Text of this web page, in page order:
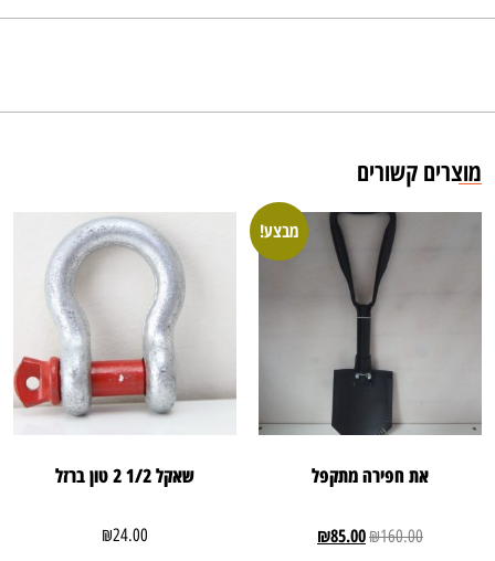
מוצרים קשורים
מבצע!
את חפירה מתקפל
₪160.00
₪85.00
שאקל 1/2 2 טון ברזל
₪24.00